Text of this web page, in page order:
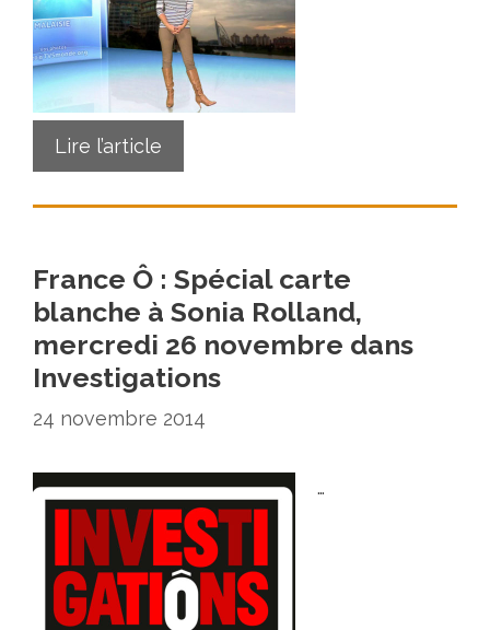
Lire l’article
France Ô : Spécial carte
blanche à Sonia Rolland,
mercredi 26 novembre dans
Investigations
24 novembre 2014
…